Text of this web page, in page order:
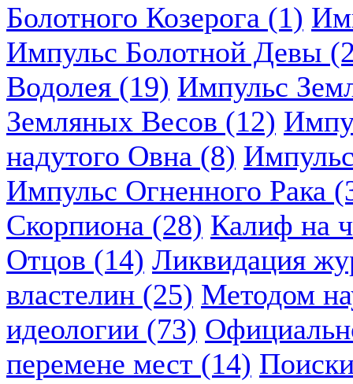
Болотного Козерога (1)
Импульс Болотной Девы
Водолея (19) Импульс
Земляных Весов (12)
надутого Овна (8)
Импульс Огненного Рака
Скорпиона (28) Калиф на
Отцов (14) Ликвидация
властелин (25) Методом
идеологии (73)
перемене мест (14)